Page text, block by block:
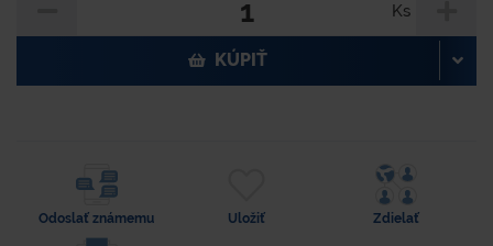
Ks
KÚPIŤ
Odoslať známemu Uložiť Zdielať